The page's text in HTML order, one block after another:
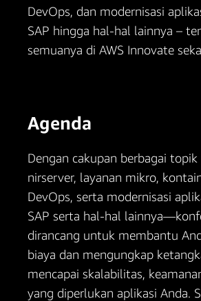
DevOps, dan modernisasi
SAP hingga hal-hal lainnya –
semuanya di AWS Innovate
Agenda
Dengan cakupan berbagai
nirserver, layanan mikro,
DevOps, serta modernisasi
SAP serta hal-hal
dirancang untuk membantu
biaya dan mengungkap
mencapai skalabilitas,
yang diperlukan aplikasi Anda.